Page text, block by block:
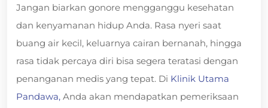
Jangan biarkan gonore mengganggu kesehatan
dan kenyamanan hidup Anda. Rasa nyeri saat
buang air kecil, keluarnya cairan bernanah, hingga
rasa tidak percaya diri bisa segera teratasi dengan
penanganan medis yang tepat. Di Klinik Utama
Pandawa, Anda akan mendapatkan pemeriksaan